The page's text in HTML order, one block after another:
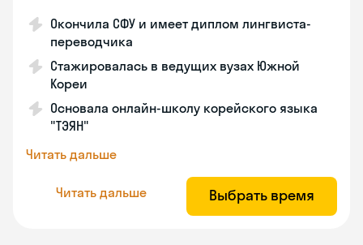
Окончила СФУ и имеет диплом лингвиста-
переводчика
Стажировалась в ведущих вузах Южной
Кореи
Основала онлайн-школу корейского языка
"ТЭЯН"
Читать дальше
Читать дальше Выбрать время